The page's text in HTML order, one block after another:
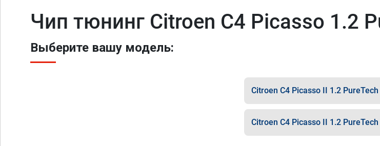
Чип тюнинг Citroen C4 Picasso 1.2
Выберите вашу модель:
Citroen C4 Picasso II 1.2 PureTech
Citroen C4 Picasso II 1.2 PureTech